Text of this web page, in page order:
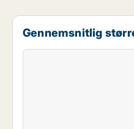
Gennemsnitlig